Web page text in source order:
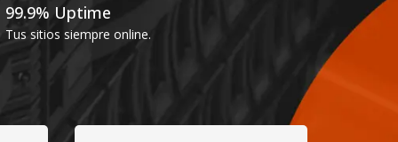
99.9% Uptime
Tus sitios siempre online.